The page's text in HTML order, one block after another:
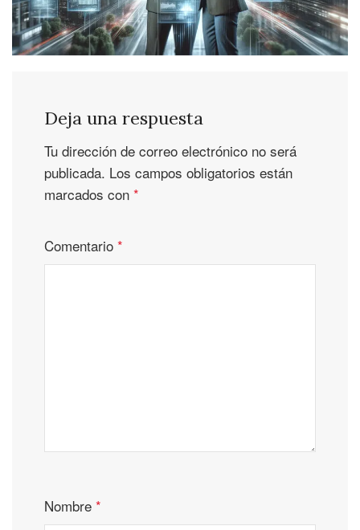
Deja una respuesta
Tu dirección de correo electrónico no será
publicada. Los campos obligatorios están
marcados con *
Comentario *
Nombre *